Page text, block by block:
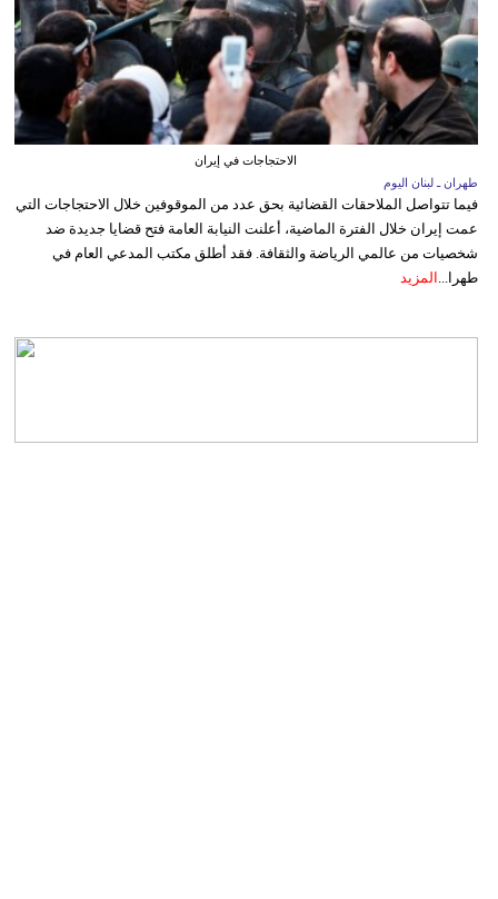
الاحتجاجات في إيران
طهران ـ لبنان اليوم
فيما تتواصل الملاحقات القضائية بحق عدد من الموقوفين خلال الاحتجاجات التي
عمت إيران خلال الفترة الماضية، أعلنت النيابة العامة فتح قضايا جديدة ضد
شخصيات من عالمي الرياضة والثقافة. فقد أطلق مكتب المدعي العام في
طهرا... المزيد